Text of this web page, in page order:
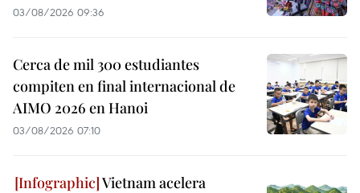
03/08/2026 09:36
Cerca de mil 300 estudiantes
compiten en final internacional de
AIMO 2026 en Hanoi
03/08/2026 07:10
Vietnam acelera